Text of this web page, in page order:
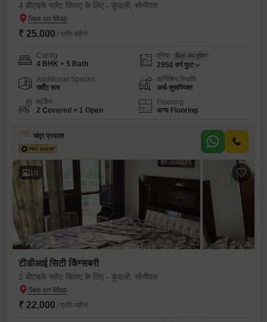
4 बीएचके फ्लैट किराए के लिए - कुंडली, सोनीपत
₹ 25,000 / प्रति महीने
Config
4 BHK + 5 Bath
एरिया बिल्ट-अप एरिया
2950 वर्ग फुट
Additional Spaces
सर्वेंट रूम
फर्निशिंग स्थिति
अर्ध-सुसज्जित
पार्किंग
2 Covered + 1 Open
Flooring
अन्य Flooring
चंद्र प्रकाश
10
टीडीआई सिटी किंग्सबरी
2 बीएचके फ्लैट किराए के लिए - कुंडली, सोनीपत
₹ 22,000 / प्रति महीने